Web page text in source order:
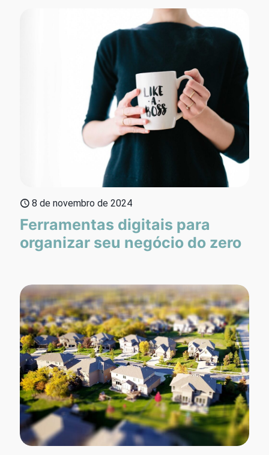
8 de novembro de 2024
Ferramentas digitais para
organizar seu negócio do zero